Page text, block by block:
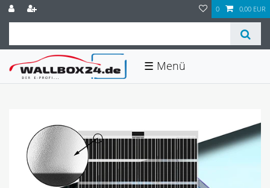
0 0,00 EUR
☰